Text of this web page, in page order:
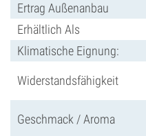
Ertrag Außenanbau
Erhältlich Als
Klimatische Eignung:
Widerstandsfähigkeit
Geschmack / Aroma